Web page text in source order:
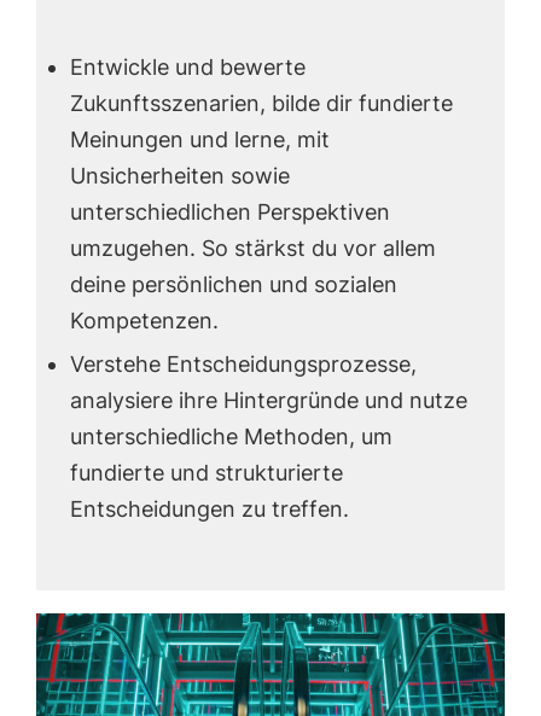
Entwickle und bewerte
Zukunftsszenarien, bilde dir fundierte
Meinungen und lerne, mit
Unsicherheiten sowie
unterschiedlichen Perspektiven
umzugehen. So stärkst du vor allem
deine persönlichen und sozialen
Kompetenzen.
Verstehe Entscheidungsprozesse,
analysiere ihre Hintergründe und nutze
unterschiedliche Methoden, um
fundierte und strukturierte
Entscheidungen zu treffen.